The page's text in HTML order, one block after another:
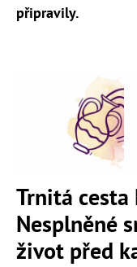
připravily.
Trnitá
Nesplněné
život před